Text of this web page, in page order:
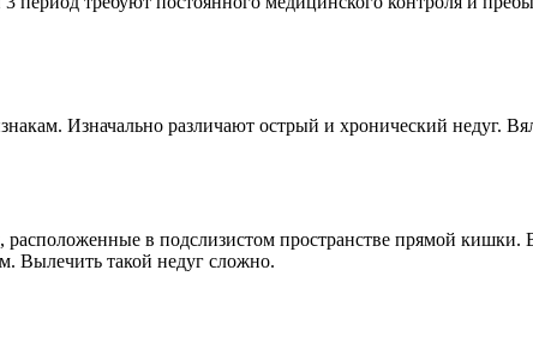
Изначально различают острый и хронический недуг.
расположенные в подслизистом пространстве прямой
Вылечить такой недуг сложно.